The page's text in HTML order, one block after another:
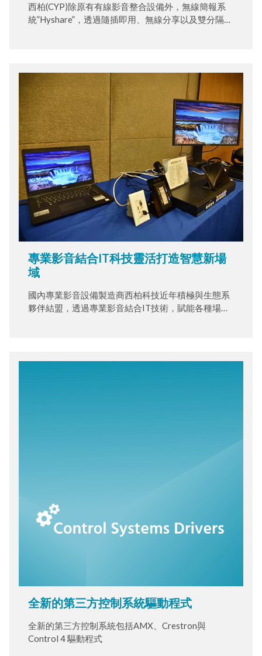
西柏(CYP)除原有有線影音整合設備外，無線簡報系
統”Hyshare”，透過隨插即用、無線分享以及雙分隔畫
醫療方面領先業界首創整合主流 Intel IT 平台與多重
影像擷取及壓縮技術集於一身之創新產品，適用於大
型醫院、健診中心、血液透析中心等重要影像錄放及
調撥之應用並已獲得Intel IoT partner認證。
專業影音結合IT科技靈活打造智慧新場
域
國內專業影音設備製造商西柏科技近年積極與生態系
夥伴結盟，透過專業影音結合IT技術，賦能各種場域
錄製與串流需求。
全新的第三方控制系統驅動程式
全新的第三方控制系統包括AMX、Crestron與
Control 4 驅動程式